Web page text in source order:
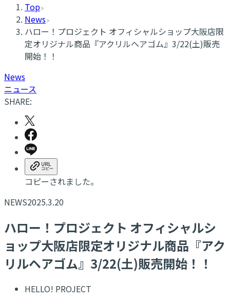
Top
News
ハロー！プロジェクト オフィシャルショップ大阪店限
定オリジナル商品『アクリルヘアゴム』3/22(土)販売
開始！！
News
ニュース
SHARE:
コピーされました。
NEWS2025.3.20
ハロー！プロジェクト オフィシャルシ
ョップ大阪店限定オリジナル商品『アク
リルヘアゴム』3/22(土)販売開始！！
HELLO! PROJECT